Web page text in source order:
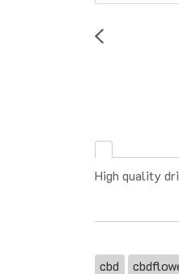
High quality
cbd